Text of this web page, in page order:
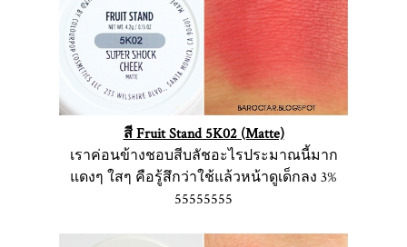
สี Fruit Stand 5K02 (Matte)
เราค่อนข้างชอบสีบลัชอะไรประมาณนี้มาก
แดงๆ ใสๆ คือรู้สึกว่าใช้แล้วหน้าดูเด็กลง 3%
55555555